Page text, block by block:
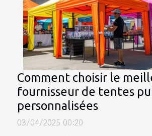
Comment choisir le
fournisseur de tentes
personnalisées
03/04/2025 00:20